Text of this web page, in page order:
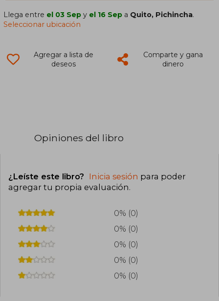
Llega entre el 03 Sep y el 16 Sep a Quito, Pichincha.
Seleccionar ubicación
Agregar a lista de
deseos
Comparte y gana
dinero
Opiniones del libro
¿Leíste este libro? Inicia sesión para poder
agregar tu propia evaluación.
0% (0)
0% (0)
0% (0)
0% (0)
0% (0)